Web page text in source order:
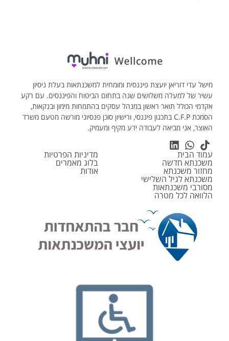
מישל עדי דוריאן יועצת פיננסית ומומחית למשכנתאות בעלת ניסיון
עשיר של למעלה משלושים שנה בתחום הביטוח והפיננסים. עם רקע
אקדמי הכולל תואר ראשון במנהל עסקים בהתמחות מימון ובנקאות,
הסמכת C.F.P בתכנון פיננסי, ורישיון סוכן פנסיוני מורשה מטעם משרד
האוצר, אני מביאה לעבודה ידע מקיף ומעמיק.
עמוד הבית
משכנתא חדשה
מחזור משכנתא
משכנתא לגיל השלישי
מסורבי משכנתאות
הלוואה לכל מטרה
מדיניות הפרטיות
בלוג מאמרים
אודות